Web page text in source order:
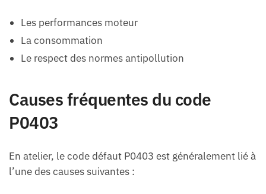
Les performances moteur
La consommation
Le respect des normes antipollution
Causes fréquentes du code
P0403
En atelier, le code défaut P0403 est généralement lié à
l’une des causes suivantes :